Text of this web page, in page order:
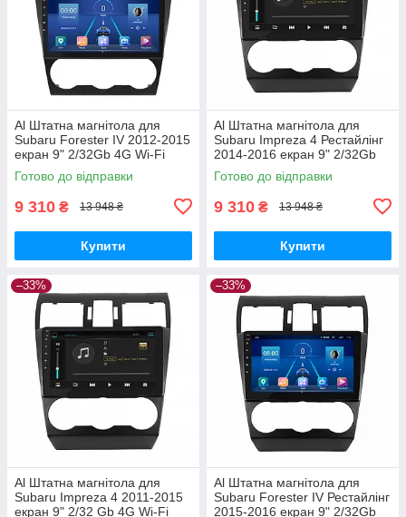
Al Штатна магнітола для
Subaru Forester IV 2012-2015
екран 9" 2/32Gb 4G Wi-Fi
GPS Top Android
Готово до відправки
9 310 ₴ 13 948 ₴
Купити
Al Штатна магнітола для
Subaru Impreza 4 Рестайлінг
2014-2016 екран 9" 2/32Gb
4G Wi-Fi GPS Top Android
Готово до відправки
9 310 ₴ 13 948 ₴
Купити
–33%
Al Штатна магнітола для
Subaru Impreza 4 2011-2015
екран 9" 2/32 Gb 4G Wi-Fi
–33%
Al Штатна магнітола для
Subaru Forester IV Рестайлінг
2015-2016 екран 9" 2/32Gb